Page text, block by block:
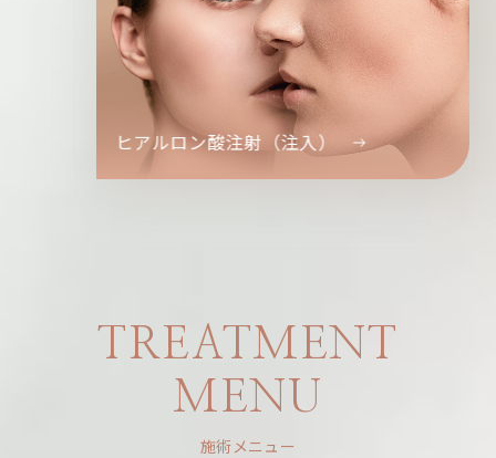
ヒアルロン酸注射（注入）
TREATMENT
MENU
施術メニュー